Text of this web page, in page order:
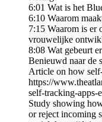
6:01 Wat is het
6:10 Waarom
7:15 Waarom is er
vrouwelijke
8:08 Wat gebeurt
Benieuwd naar de
Article on how
https://
self-tracking-apps-
Study showing
or reject incoming